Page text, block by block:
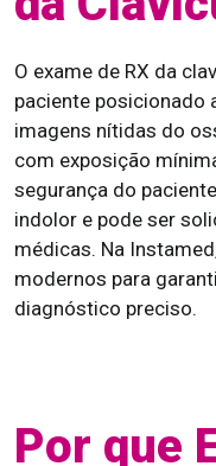
O exame de RX da
paciente posicionado
imagens nítidas do
com exposição
segurança do
indolor e pode ser
médicas. Na
modernos para
diagnóstico preciso.
Por que